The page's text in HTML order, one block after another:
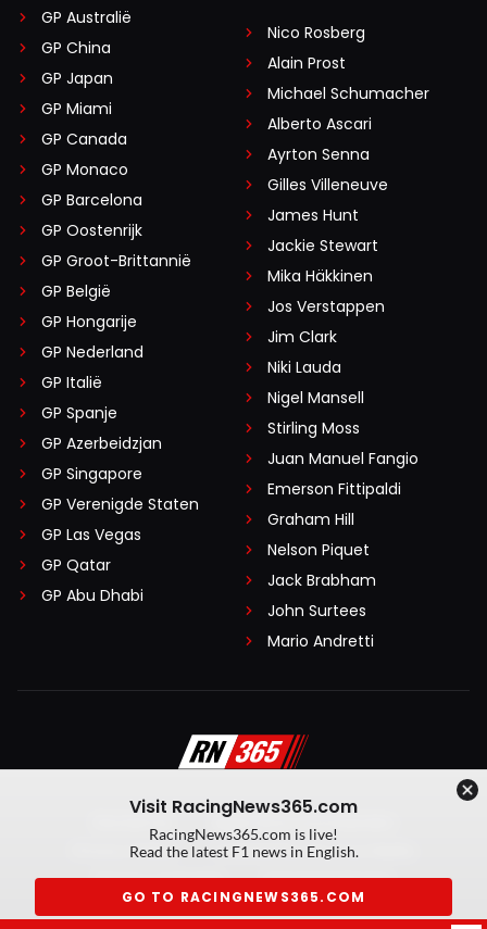
GP Australië
GP China
GP Japan
GP Miami
GP Canada
GP Monaco
GP Barcelona
GP Oostenrijk
GP Groot-Brittannië
GP België
GP Hongarije
GP Nederland
GP Italië
GP Spanje
GP Azerbeidzjan
GP Singapore
GP Verenigde Staten
GP Las Vegas
GP Qatar
GP Abu Dhabi
Nico Rosberg
Alain Prost
Michael Schumacher
Alberto Ascari
Ayrton Senna
Gilles Villeneuve
James Hunt
Jackie Stewart
Mika Häkkinen
Jos Verstappen
Jim Clark
Niki Lauda
Nigel Mansell
Stirling Moss
Juan Manuel Fangio
Emerson Fittipaldi
Graham Hill
Nelson Piquet
Jack Brabham
John Surtees
Mario Andretti
Algemene voorwaarden
Privacy Policy
Created by On Your Marks
Privacy manager
Kansspeluitingen
Visit RacingNews365.com
RacingNews365.com is live!
Read the latest F1 news in English.
GO TO RACINGNEWS365.COM